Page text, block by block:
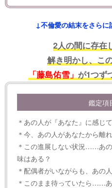
↓不倫愛の結末をさら
2人の間に存在
解き明かし、こ
「藤島佑雪」 が1つず
鑑定項
＊あの人が『あなた』に感じ
＊今、あの人があなたから離
＊この進展しない状況……あ
味はある？
＊配偶者がいながらも、あの
＊このまま待っていたら……